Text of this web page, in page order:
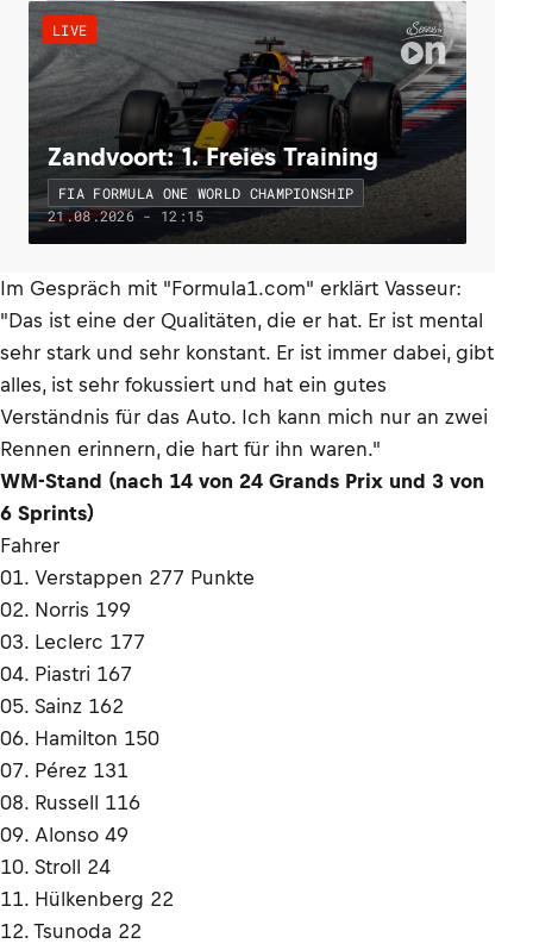
LIVE
Zandvoort: 1. Freies Training
FIA FORMULA ONE WORLD CHAMPIONSHIP
21.08.2026 - 12:15
Im Gespräch mit "Formula1.com" erklärt Vasseur:
"Das ist eine der Qualitäten, die er hat. Er ist mental
sehr stark und sehr konstant. Er ist immer dabei, gibt
alles, ist sehr fokussiert und hat ein gutes
Verständnis für das Auto. Ich kann mich nur an zwei
Rennen erinnern, die hart für ihn waren."
WM-Stand (nach 14 von 24 Grands Prix und 3 von
6 Sprints)
Fahrer
01. Verstappen 277 Punkte
02. Norris 199
03. Leclerc 177
04. Piastri 167
05. Sainz 162
06. Hamilton 150
07. Pérez 131
08. Russell 116
09. Alonso 49
10. Stroll 24
11. Hülkenberg 22
12. Tsunoda 22